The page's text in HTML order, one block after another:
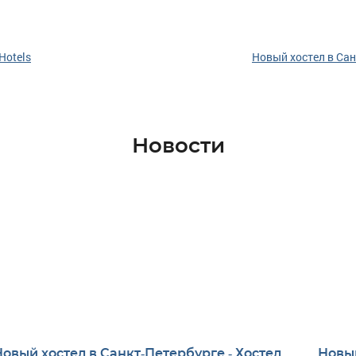
Новый хостел в
Новости